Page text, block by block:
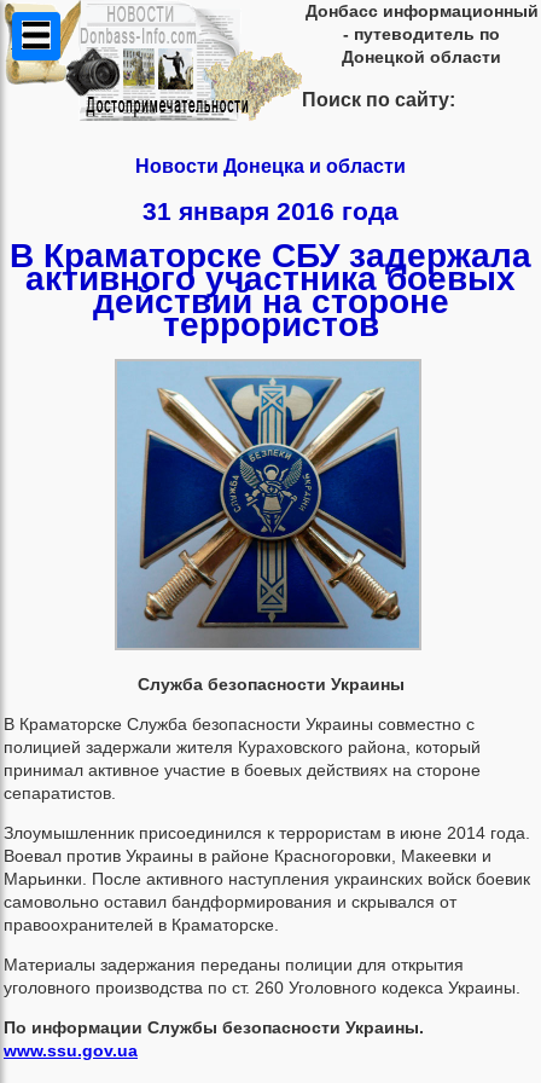
Донбасс информационный
- путеводитель по
Донецкой области
Поиск по сайту:
Новости Донецка и области
31 января 2016 года
В Краматорске СБУ задержала
активного участника боевых
действий на стороне
террористов
Служба безопасности Украины
В Краматорске Служба безопасности Украины совместно с
полицией задержали жителя Кураховского района, который
принимал активное участие в боевых действиях на стороне
сепаратистов.
Злоумышленник присоединился к террористам в июне 2014 года.
Воевал против Украины в районе Красногоровки, Макеевки и
Марьинки. После активного наступления украинских войск боевик
самовольно оставил бандформирования и скрывался от
правоохранителей в Краматорске.
Материалы задержания переданы полиции для открытия
уголовного производства по ст. 260 Уголовного кодекса Украины.
По информации Службы безопасности Украины.
www.ssu.gov.ua